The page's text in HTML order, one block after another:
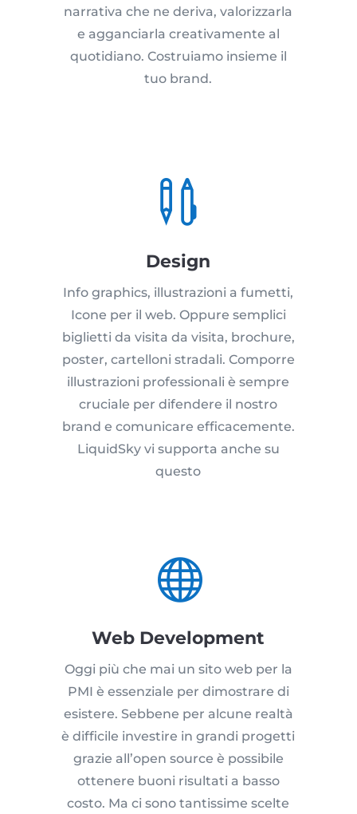
narrativa che ne deriva, valorizzarla
e agganciarla creativamente al
quotidiano. Costruiamo insieme il
tuo brand.

Design
Info graphics, illustrazioni a fumetti,
Icone per il web. Oppure semplici
biglietti da visita da visita, brochure,
poster, cartelloni stradali. Comporre
illustrazioni professionali è sempre
cruciale per difendere il nostro
brand e comunicare efficacemente.
LiquidSky vi supporta anche su
questo

Web Development
Oggi più che mai un sito web per la
PMI è essenziale per dimostrare di
esistere. Sebbene per alcune realtà
è difficile investire in grandi progetti
grazie all’open source è possibile
ottenere buoni risultati a basso
costo. Ma ci sono tantissime scelte